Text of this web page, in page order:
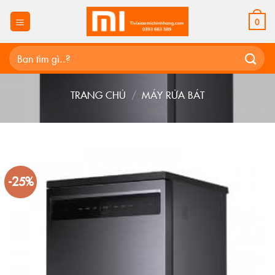
0
Tìm
kiếm:
TRANG CHỦ / MÁY RỬA BÁT
-25%